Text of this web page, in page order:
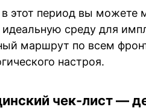
этот период вы можете
идеальную среду для
маршрут по всем
настроя.
чек-лист —